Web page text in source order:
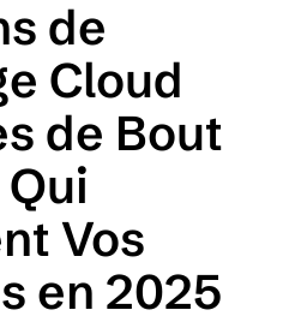
de
Cloud
de Bout
Vos
en 2025